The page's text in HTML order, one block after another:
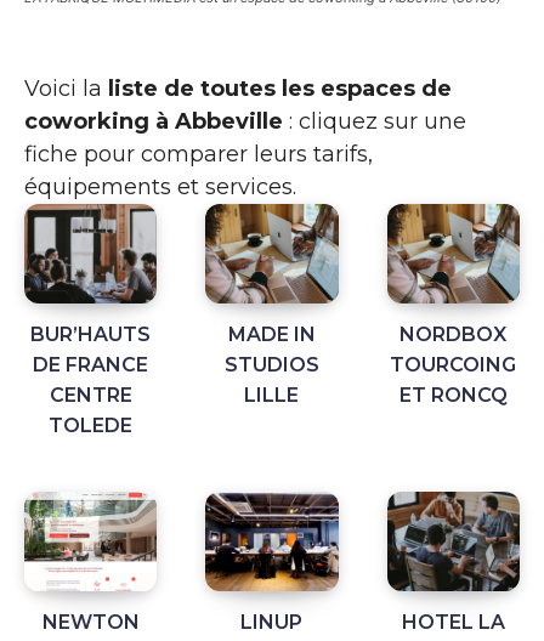
Voici la liste de toutes les espaces de
coworking à Abbeville : cliquez sur une
fiche pour comparer leurs tarifs,
équipements et services.
BUR’HAUTS
DE FRANCE
CENTRE
TOLEDE
MADE IN
STUDIOS
LILLE
NORDBOX
TOURCOING
ET RONCQ
NEWTON
LINUP
HOTEL LA